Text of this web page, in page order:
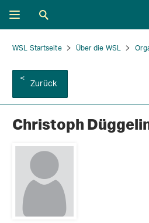
WSL Startseite Über die WSL
Zurück
Christoph